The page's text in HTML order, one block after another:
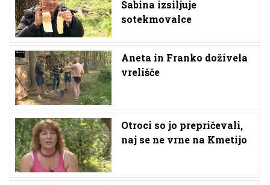
Sabina izsiljuje
sotekmovalce
Aneta in Franko doživela
vrelišče
Otroci so jo prepričevali,
naj se ne vrne na Kmetijo